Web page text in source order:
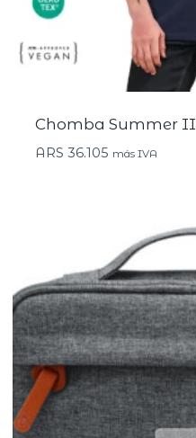
Chomba Summer II
ARS 36.105 más IVA